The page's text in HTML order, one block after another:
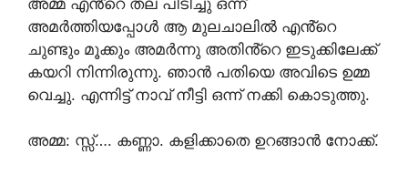
അമർത്തിയപ്പോൾ ആ മുലചാലിൽ എൻ്റെ
ചുണ്ടും മൂക്കും അമർന്നു അതിൻ്റെ ഇടുക്കിലേക്ക്
കയറി നിന്നിരുന്നു. ഞാൻ പതിയെ അവിടെ ഉമ്മ
വെച്ചു. എന്നിട്ട് നാവ് നീട്ടി ഒന്ന് നക്കി കൊടുത്തു.
അമ്മ: സ്സ്‌…. കണ്ണാ. കളിക്കാതെ ഉറങ്ങാൻ നോക്ക്.